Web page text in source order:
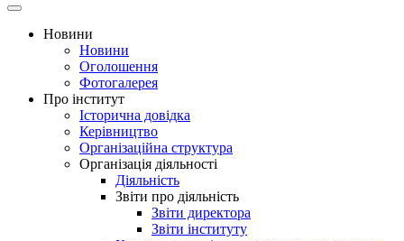
Новини
Новини
Оголошення
Фотогалерея
Про інститут
Історична довідка
Керівництво
Організаційна структура
Організація діяльності
Діяльність
Звіти про діяльність
Звіти директора
Звіти інституту